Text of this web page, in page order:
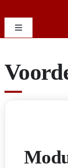
Toggle
Volledig